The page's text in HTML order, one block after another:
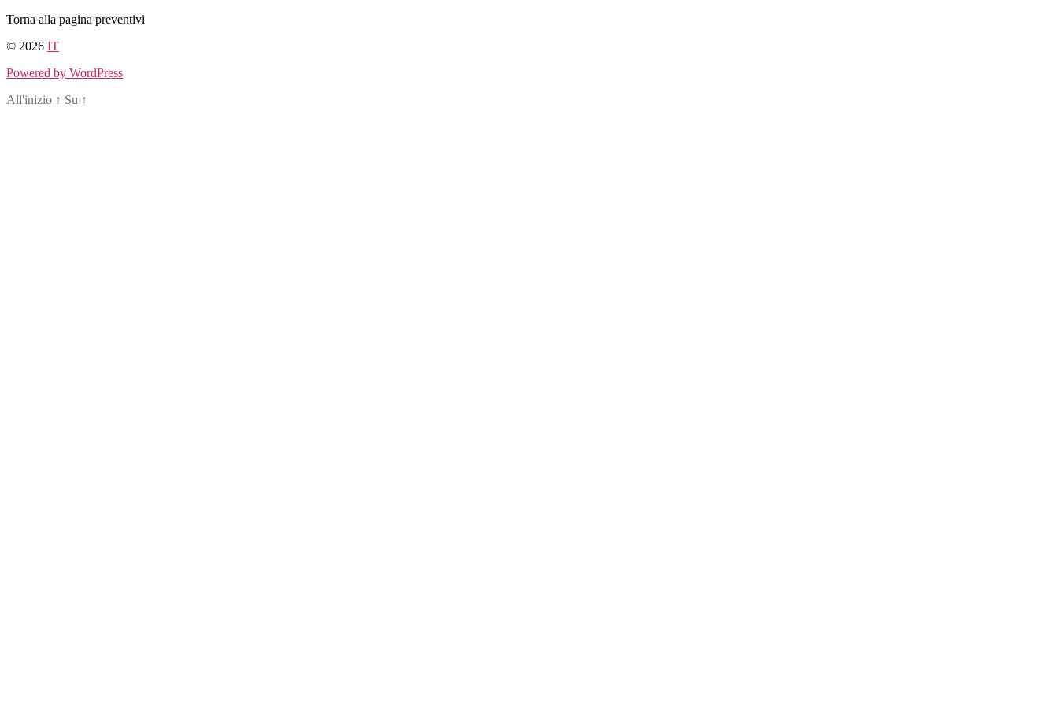
Salta
contenuto
Torna alla pagina preventivi
© 2026 IT
Powered by WordPress
All'inizio ↑ Su ↑